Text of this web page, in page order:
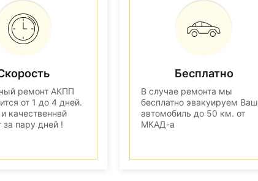
ремонт АКПП
от 1 до 4 дней.
качественнвй
за пару дней !
Бесплатно
В случае ремонта мы
бесплатно эвакуируем Ваш
автомобиль до 50 км. от
МКАД-а